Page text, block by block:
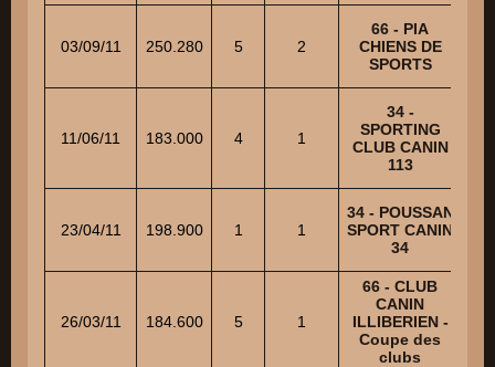
03/09/11 250.280 5 2
66 - PIA
CHIENS DE
SPORTS
11/06/11 183.000 4 1
34 -
SPORTING
CLUB CANIN
113
23/04/11 198.900 1 1
34 - POUSSAN
SPORT CANIN
34
26/03/11 184.600 5 1
66 - CLUB
CANIN
ILLIBERIEN -
Coupe des
clubs